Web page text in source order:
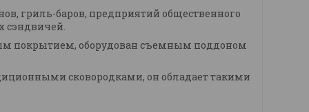
гриль-баров, предприятий общественного
сэндвичей.
покрытием, оборудован съемным поддоном
сковородками, он обладает такими